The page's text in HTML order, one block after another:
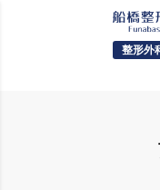
整形外